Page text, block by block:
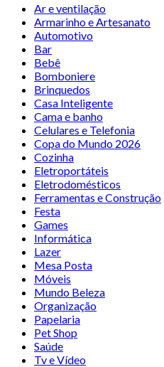
Ar e ventilação
Armarinho e Artesanato
Automotivo
Bar
Bebê
Bomboniere
Brinquedos
Casa Inteligente
Cama e banho
Celulares e Telefonia
Copa do Mundo 2026
Cozinha
Eletroportáteis
Eletrodomésticos
Ferramentas e Construção
Festa
Games
Informática
Lazer
Mesa Posta
Móveis
Mundo Beleza
Organização
Papelaria
Pet Shop
Saúde
Tv e Vídeo